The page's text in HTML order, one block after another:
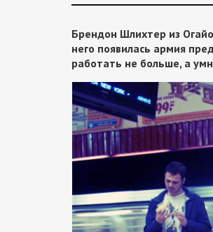
Брендон Шлихтер из
него появилась армия
работать не больше, а